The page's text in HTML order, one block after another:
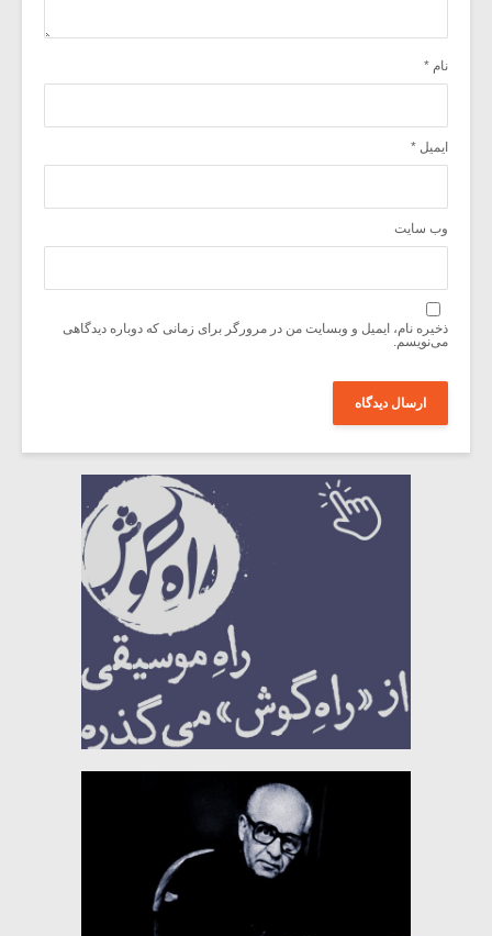
نام *
ایمیل *
وب‌ سایت
ذخیره نام، ایمیل و وبسایت من در مرورگر برای زمانی که دوباره دیدگاهی
می‌نویسم.